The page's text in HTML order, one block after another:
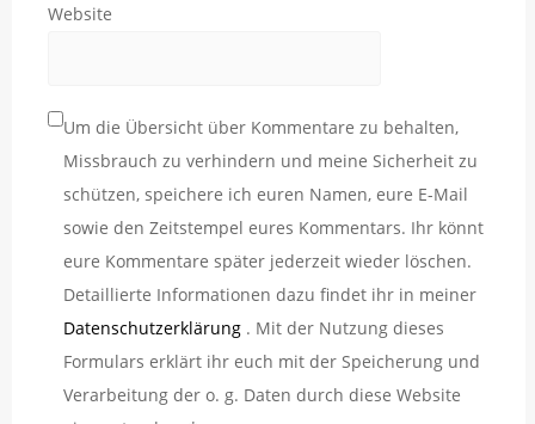
Website
Um die Übersicht über Kommentare zu behalten,
Missbrauch zu verhindern und meine Sicherheit zu
schützen, speichere ich euren Namen, eure E-Mail
sowie den Zeitstempel eures Kommentars. Ihr könnt
eure Kommentare später jederzeit wieder löschen.
Detaillierte Informationen dazu findet ihr in meiner
Datenschutzerklärung . Mit der Nutzung dieses
Formulars erklärt ihr euch mit der Speicherung und
Verarbeitung der o. g. Daten durch diese Website